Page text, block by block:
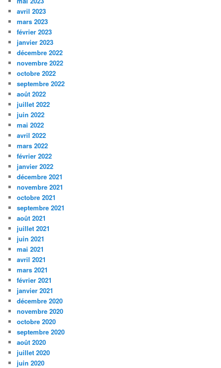
avril 2023
mars 2023
février 2023
janvier 2023
décembre 2022
novembre 2022
octobre 2022
septembre 2022
août 2022
juillet 2022
juin 2022
mai 2022
avril 2022
mars 2022
février 2022
janvier 2022
décembre 2021
novembre 2021
octobre 2021
septembre 2021
août 2021
juillet 2021
juin 2021
mai 2021
avril 2021
mars 2021
février 2021
janvier 2021
décembre 2020
novembre 2020
octobre 2020
septembre 2020
août 2020
juillet 2020
juin 2020